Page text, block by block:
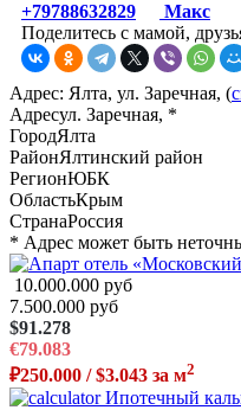
+79788632829
Макс
Поделитесь с мамой,
Адрес: Ялта, ул. Заречная, (
Адресул. Заречная, *
ГородЯлта
РайонЯлтинский район
РегионЮБК
ОбластьКрым
СтранаРоссия
* Адрес может быть
10.000.000 руб
7.500.000 руб
$91.278
€79.083
₽250.000 / $3.043 за м2
Ипотечный